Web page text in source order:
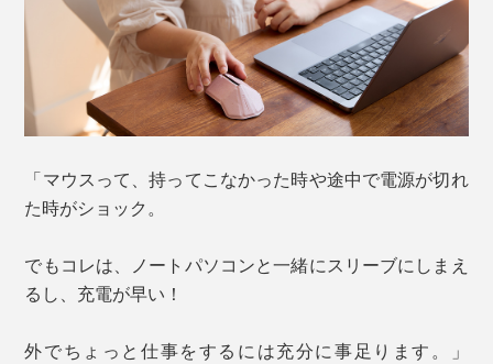
「マウスって、持ってこなかった時や途中で電源が切れ
た時がショック。
でもコレは、ノートパソコンと一緒にスリーブにしまえ
るし、充電が早い！
外でちょっと仕事をするには充分に事足ります。」